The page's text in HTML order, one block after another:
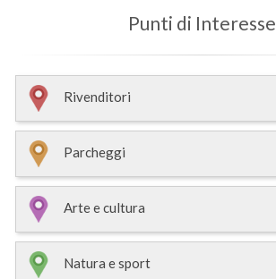
Punti di Interesse
Rivenditori
Parcheggi
Arte e cultura
Natura e sport